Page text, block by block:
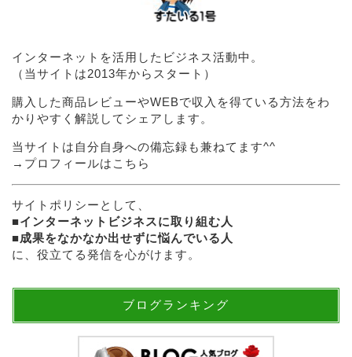
インターネットを活用したビジネス活動中。
（当サイトは2013年からスタート）
購入した商品レビューやWEBで収入を得ている方法をわ
かりやすく解説してシェアします。
当サイトは自分自身への備忘録も兼ねてます^^
→ プロフィールはこちら
サイトポリシーとして、
■インターネットビジネスに取り組む人
■成果をなかなか出せずに悩んでいる人
に、役立てる発信を心がけます。
ブログランキング